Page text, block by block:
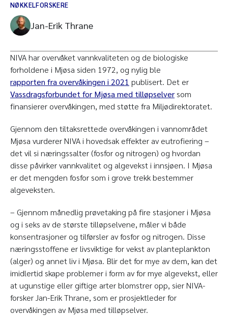
NØKKELFORSKERE
Jan-Erik Thrane
NIVA har overvåket vannkvaliteten og de biologiske
forholdene i Mjøsa siden 1972, og nylig ble
rapporten fra overvåkingen i 2021 publisert. Det er
Vassdragsforbundet for Mjøsa med tilløpselver som
finansierer overvåkingen, med støtte fra Miljødirektoratet.
Gjennom den tiltaksrettede overvåkingen i vannområdet
Mjøsa vurderer NIVA i hovedsak effekter av eutrofiering –
det vil si næringssalter (fosfor og nitrogen) og hvordan
disse påvirker vannkvalitet og algevekst i innsjøen. I Mjøsa
er det mengden fosfor som i grove trekk bestemmer
algeveksten.
– Gjennom månedlig prøvetaking på fire stasjoner i Mjøsa
og i seks av de største tilløpselvene, måler vi både
konsentrasjoner og tilførsler av fosfor og nitrogen. Disse
næringsstoffene er livsviktige for vekst av planteplankton
(alger) og annet liv i Mjøsa. Blir det for mye av dem, kan det
imidlertid skape problemer i form av for mye algevekst, eller
at ugunstige eller giftige arter blomstrer opp, sier NIVA-
forsker Jan-Erik Thrane, som er prosjektleder for
overvåkingen av Mjøsa med tilløpselver.